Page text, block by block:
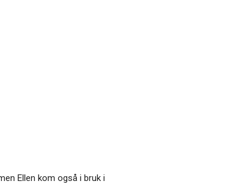
Ellen kom også i bruk i